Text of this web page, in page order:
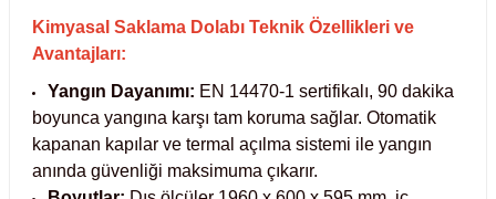
Kapları
Kimyasal Saklama Dolabı Teknik Özellikleri ve
Avantajları:
Yangın Dayanımı: EN 14470-1 sertifikalı, 90 dakika
boyunca yangına karşı tam koruma sağlar. Otomatik
kapanan kapılar ve termal açılma sistemi ile yangın
anında güvenliği maksimuma çıkarır.